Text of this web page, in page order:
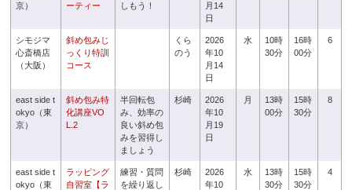
京）
ーティー
しもう！
月14
日
シモジマ
心斎橋店
（大阪）
斜め包みじ
っくり特訓
コース
くら
のう
2026
年10
月14
日
水
10時
30分
16時
00分
6
east side t
okyo（東
京）
斜め包み特
化講座VO
L.2
半回転包
み、効率の
良い斜め包
みを習得し
ましょう
杉崎
2026
年10
月19
日
月
13時
00分
15時
30分
8
east side t
okyo（東
ラッピング
自習室【ラ
練習・質問
を繰り返し
杉崎
2026
年10
水
13時
30分
15時
30分
4